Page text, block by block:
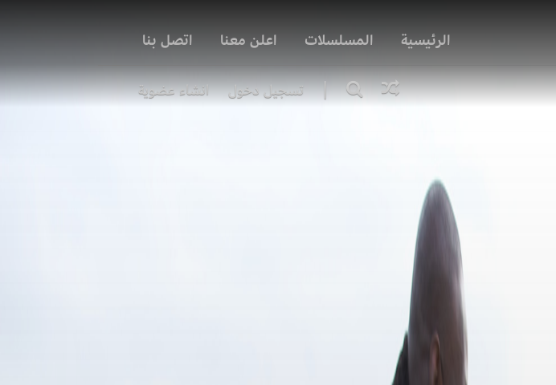
الرئيسية المسلسلات اعلن معنا اتصل بنا
| تسجيل دخول انشاء عضوية